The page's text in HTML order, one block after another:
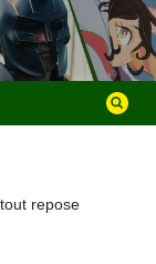
repose